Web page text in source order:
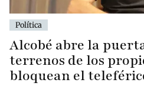
Política
Alcobé abre la
terrenos de los
bloquean el